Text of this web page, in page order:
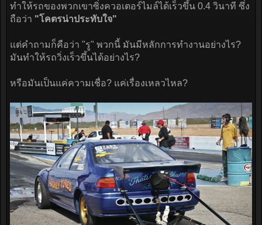
ทำให้รถของพวกเขาซิ่งควอเตอร์ไมล์ได้เร็วขึ้น 0.4 วินาที ซึ่ง
ถือว่า "โคตรน่าประทับใจ"
แต่คำถามก็คือว่า "รู" พวกนี้ มันมีหลักการทำงานอย่างไร?
มันทำให้รถวิ่งเร็วขึ้นได้อย่างไร?
หรือมันเป็นแค่ความเชื่อ? แค่เรื่องเหลวไหล?